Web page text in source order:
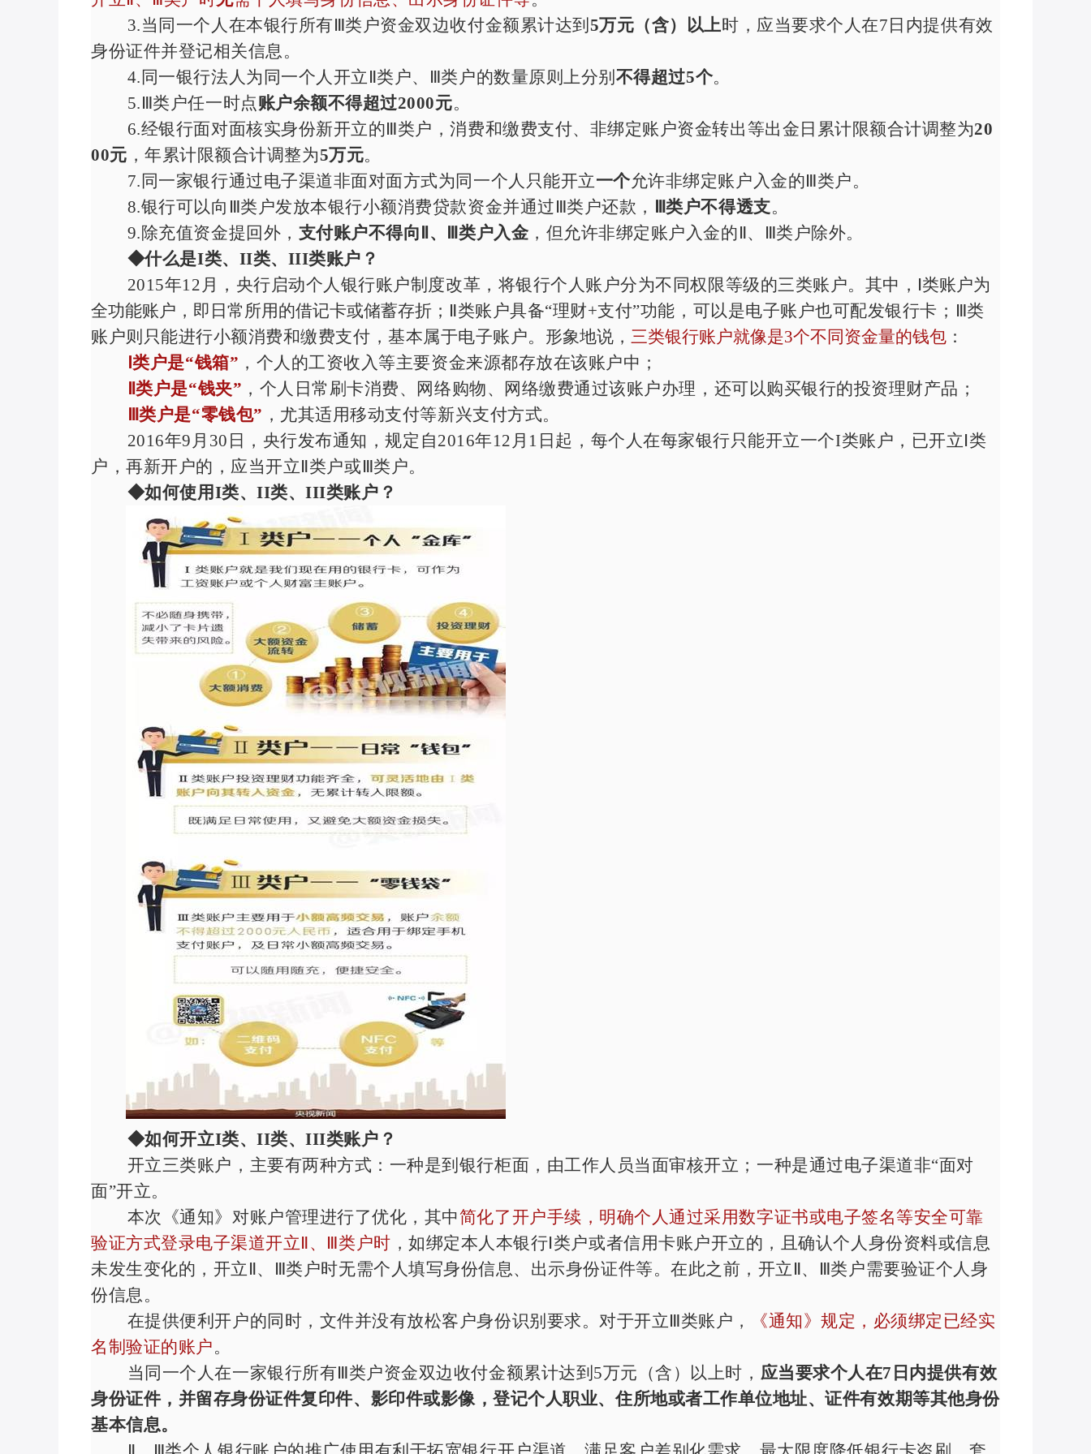
3.当同一个人在本银行所有Ⅲ类户资金双边收付金额累计达到 5万元（含）以上时，应当要求个人在7 日内提供有效
身份证件并登记相关信息。
4. 同一银行法人为同一个人开立Ⅱ类户、Ⅲ类户的数量原则上分别 不得超过5个。
5.Ⅲ类户任一时点账户余额不得超过2000元。
6.经银行面对面核实身份新开立的Ⅲ类户，消费和缴费支付、非绑定账户资金转出等出金日累计限额合计调整为20
00元 ，年累计限额合计调整为5万元。
7. 同一家银行通过电子渠道非面对面方式为同一个人只能开立一个允许非绑定账户入金的Ⅲ类户。
8.银行可以向Ⅲ类户发放本银行小额消费贷款资金并通过Ⅲ类户还款， Ⅲ类户不得透支。
9.除充值资金提回外， 支付账户不得向Ⅱ、Ⅲ类户入金 ，但允许非绑定账户入金的Ⅱ、Ⅲ类户除外。
◆什么是I类、 II类、 III类账户？
2015年12 月，央行启动个人银行账户制度改革，将银行个人账户分为不同权限等级的三类账户。其中， Ⅰ类账户为
全功能账户，即日常所用的借记卡或储蓄存折； Ⅱ类账户具备“理财+支付”功能，可以是电子账户也可配发银行卡；Ⅲ类
账户则只能进行小额消费和缴费支付，基本属于电子账户。 形象地说， 三类银行账户就像是3个不同资金量的钱包：
Ⅰ类户是“钱箱” ，个人的工资收入等主要资金来源都存放在该账户中；
Ⅱ类户是“钱夹” ，个人日常刷卡消费、网络购物、网络缴费通过该账户办理，还可以购买银行的投资理财产品；
Ⅲ类户是“零钱包” ，尤其适用移动支付等新兴支付方式。
2016年9 月 30 日，央行发布通知，规定自2016年12 月 1 日起，每个人在每家银行只能开立一个I类账户，已开立Ⅰ类
户，再新开户的，应当开立Ⅱ类户或Ⅲ类户。
◆如何使用I类、II类、III类账户？
◆如何开立I类、II类、III类账户？
开立三类账户，主要有两种方式：一种是到银行柜面，由工作人员当面审核开立；一种是通过电子渠道非“面对
面”开立。
本次《通知》对账户管理进行了优化，其中简化了开户手续，明确个人通过采用数字证书或电子签名等安全可靠
验证方式登录电子渠道开立Ⅱ、Ⅲ类户时 ，如绑定本人本银行Ⅰ类户或者信用卡账户开立的，且确认个人身份资料或信息
未发生变化的，开立Ⅱ、Ⅲ类户时无需个人填写身份信息、出示身份证件等。在此之前，开立Ⅱ、Ⅲ类户需要验证个人身
份信息。
在提供便利开户的同时，文件并没有放松客户身份识别要求。对于开立Ⅲ类账户，
《通知》规定，必须绑定已经实
名制验证的账户。
当同一个人在一家银行所有Ⅲ类户资金双边收付金额累计达到 5万元（含）以上时， 应当要求个人在7 日内提供有效
身份证件，并留存身份证件复印件、影印件或影像，登记个人职业、住所地或者工作单位地址、证件有效期等其他身份
基本信息。